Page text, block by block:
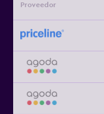
Proveedor